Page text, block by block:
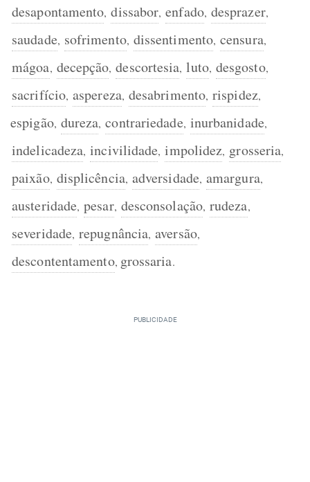
desapontamento, dissabor, enfado, desprazer,
saudade, sofrimento, dissentimento, censura,
mágoa, decepção, descortesia, luto, desgosto,
sacrifício, aspereza, desabrimento, rispidez,
espigão, dureza, contrariedade, inurbanidade,
indelicadeza, incivilidade, impolidez, grosseria,
paixão, displicência, adversidade, amargura,
austeridade, pesar, desconsolação, rudeza,
severidade, repugnância, aversão,
descontentamento, grossaria.